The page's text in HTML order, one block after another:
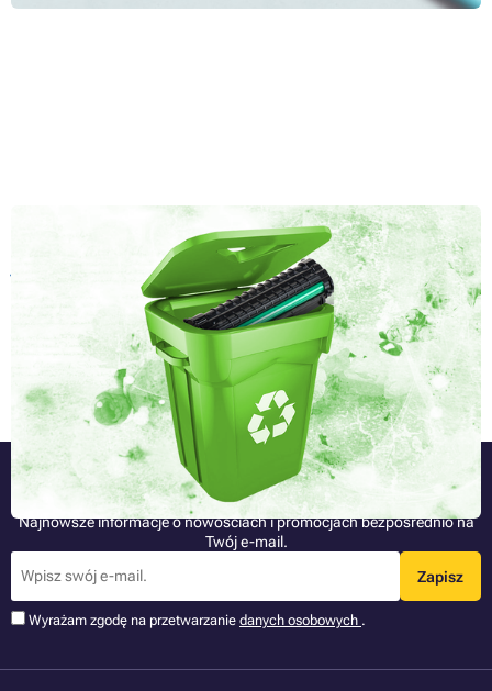
Co zrobić z pustą kasetą po tuszu lub tonerze: doradzamy,
jak je utylizować lub poddać recyklingowi
Niezależnie od tego, czy używasz drukarki atramentowej, czy
laserowej, nie unikniesz ich wymiany od czasu do czasu w postaci
zużytej kasety. Ale czy wiesz, co zrobić ze starym pustym wkładem do
drukarki? Kosz na śmieci zdecydowanie nie jest trafiony - przynajmniej
jeśli nie chcesz zaszkodzić naturze. Co wiec robić z pustymi kasetami
po tuszach i tonerach?
Przeczytaj cały artykuł »
Bądź jako pierwszy
Najnowsze informacje o nowościach i promocjach bezpośrednio na
Twój e-mail.
Zapisz
Wyrażam zgodę na przetwarzanie danych osobowych .